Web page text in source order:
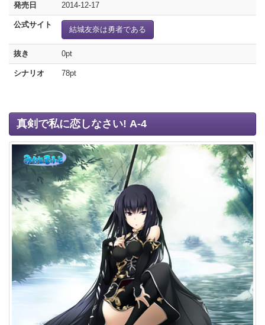
発売日 2014-12-17
公式サイト
結城友奈は勇者である
抜き 0pt
シナリオ 78pt
真剣で私に恋しなさい! A-4